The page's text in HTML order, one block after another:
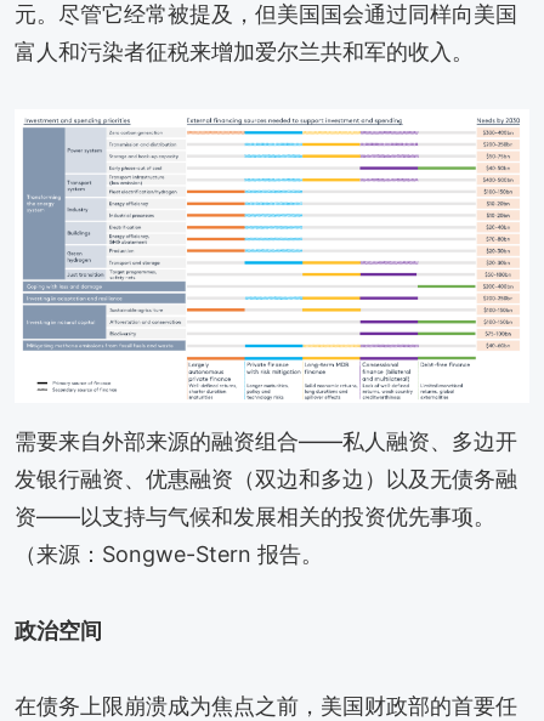
元。尽管它经常被提及，但美国国会通过同样向美国
富人和污染者征税来增加爱尔兰共和军的收入。
需要来自外部来源的融资组合——私人融资、多边开
发银行融资、优惠融资（双边和多边）以及无债务融
资——以支持与气候和发展相关的投资优先事项。
（来源：Songwe-Stern 报告。
政治空间
在债务上限崩溃成为焦点之前，美国财政部的首要任